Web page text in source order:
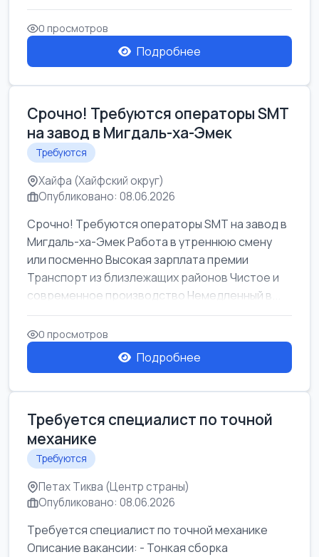
Свежие вакансии в Нетании дл...
0 просмотров
Подробнее
Срочно! Требуются операторы SMT
на завод в Мигдаль-ха-Эмек
Требуются
Хайфа (Хайфский округ)
Опубликовано: 08.06.2026
Срочно! Требуются операторы SMT на завод в
Мигдаль-ха-Эмек Работа в утреннюю смену
или посменно Высокая зарплата премии
Транспорт из близлежащих районов Чистое и
современное производство Немедленный в...
0 просмотров
Подробнее
Требуется специалист по точной
механике
Требуются
Петах Тиква (Центр страны)
Опубликовано: 08.06.2026
Требуется специалист по точной механике
Описание вакансии: - Тонкая сборка